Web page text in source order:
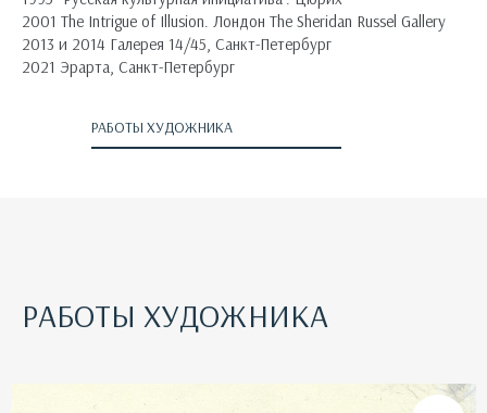
2001 The Intrigue of Illusion. Лондон The Sheridan Russel Gallery
2013 и 2014 Галерея 14/45, Санкт-Петербург
2021 Эрарта, Санкт-Петербург
РАБОТЫ ХУДОЖНИКА
РАБОТЫ ХУДОЖНИКА